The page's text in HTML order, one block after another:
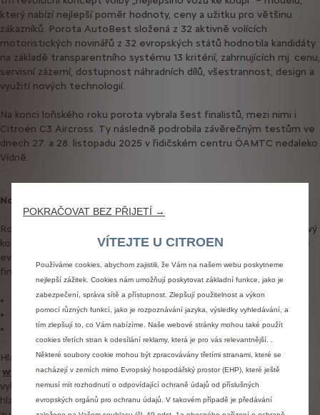
který nabízí nejlepší poměr hodnoty, ceny a užitku pro většinu
zákazníků. Porota AutoBest složená z 32 aktivně volících
motoristických novinářů z 32 evropských států hodnotila kandidáty
na základě transparentního systému 13 kritérií, zahrnujících mj. cenu,
servisní zázemí, dostupnost náhradních dílů, všestrannost, design a
využití nových technologií.
Na konci loňského roku porota vybrala šest finalistů, mezi nimi i
Citroën C3 Aircross. Ty následně podrobila závěrečným testům ve
dnech 27. a 28. listopadu 2025 v řidičském centru ÖAMTC nedaleko
Vídně.
Nová éra AutoBest Conquest
Ročník 2026 představuje největší proměnu v historii soutěže. Nový
koncept AutoBest Conquest 2026 nově umožňuje hlasování také
evropské veřejnosti. Spotřebitelé mohou hodnotit všechny
finalisty ve třech kategoriích:
Best Design– nejlepší design
Best Technology– nejlepší technika
Best Users’ Car – nejlepší vůz z pohledu uživatelů
Hlasování probíhá online prostřednictvím stránek
www.autobest.orgaž do28. března 2026, kdy budou výsledky
vyhlášeny během slavnostní show AutoBest Conquest. Každý
hlasující se zároveň automaticky zapojí do losování o vítězný
POKRAČOVAT BEZ PŘIJETÍ →
VÍTEJTE U CITROEN
Používáme cookies, abychom zajistili, že Vám na našem webu poskytneme
nejlepší zážitek. Cookies nám umožňují poskytovat základní funkce, jako je
zabezpečení, správa sítě a přístupnost. Zlepšují použitelnost a výkon
pomocí různých funkcí, jako je rozpoznávání jazyka, výsledky vyhledávání, a
tím zlepšují to, co Vám nabízíme. Naše webové stránky mohou také použít
cookies třetích stran k odesílání reklamy, která je pro vás relevantnější. .
Některé soubory cookie mohou být zpracovávány třetími stranami, které se
nacházejí v zemích mimo Evropský hospodářský prostor (EHP), které ještě
nemusí mít rozhodnutí o odpovídající ochraně údajů od příslušných
evropských orgánů pro ochranu údajů. V takovém případě je předávání